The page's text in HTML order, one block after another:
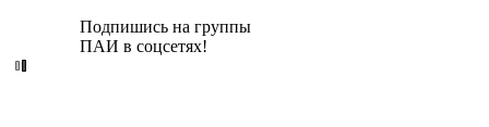
Подпишись на группы
ПАИ в соцсетях!